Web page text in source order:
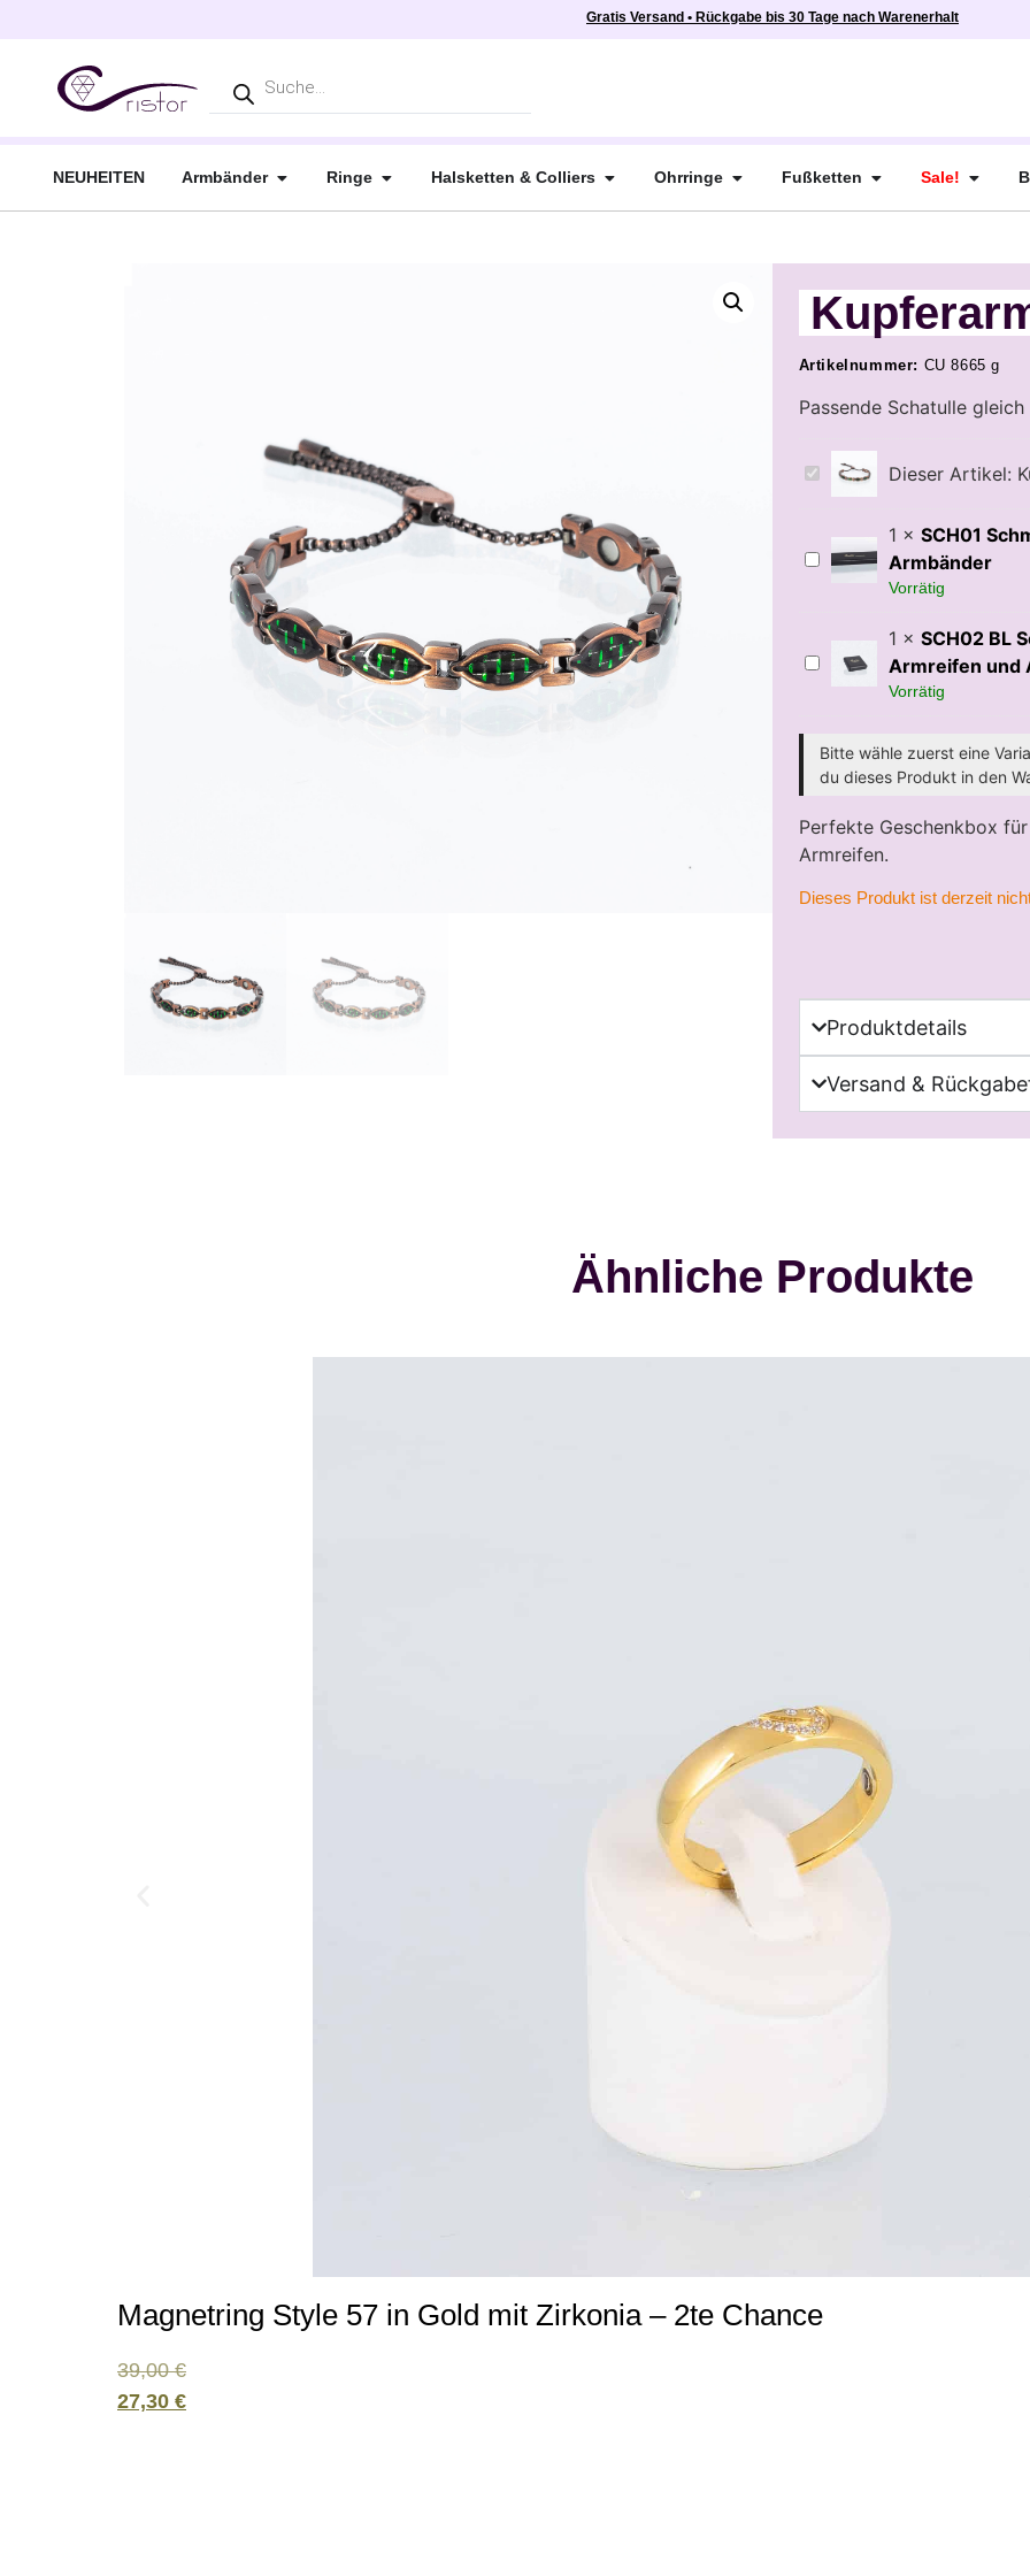
Gratis Versand • Rückgabe bis 30 Tage nach Warenerhalt
NEUHEITEN Armbänder Ringe Halsketten & Colliers Ohrringe Fußketten Sale!
Artikelnummer: CU 8665 g
Passende Schatulle
Kupferarmband
CU
Dieser Artikel:
SCH01
Schmuckschatulle
1 × SCH01
Armbänder
Vorrätig
SCH02
BL
Schmuckschatulle
und
Anhänger
1 × SCH02 BL
Armreifen und
Vorrätig
Bitte wähle zuerst eine
du dieses Produkt in den
Perfekte Geschenkbox
Armreifen.
Dieses Produkt ist derzeit
Produktdetails
Versand &
Ähnliche Produkte
Magnetring Style 57 in Gold mit Zirkonia – 2te Chance
39,00€
27,30 €